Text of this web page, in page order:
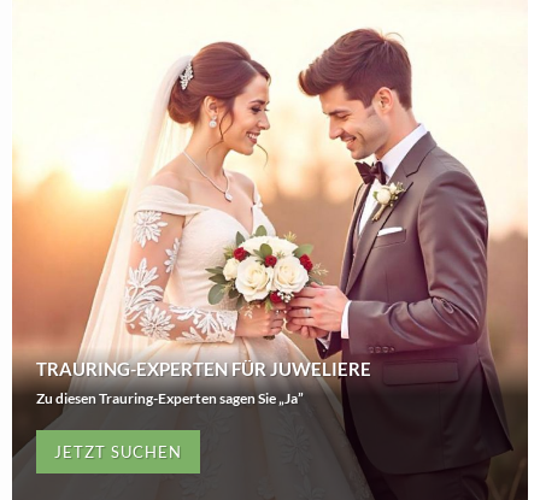
TRAURING-EXPERTEN FÜR JUWELIERE
Zu diesen Trauring-Experten sagen Sie „Ja”
JETZT SUCHEN